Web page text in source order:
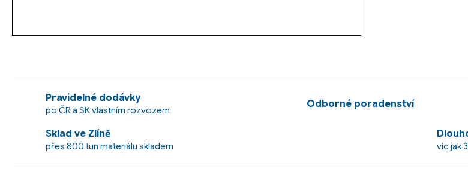
Pravidelné dodávky
po ČR a SK vlastním rozvozem
Odborné poradenství
Sklad ve Zlíně
přes 800 tun materiálu skladem víc jak